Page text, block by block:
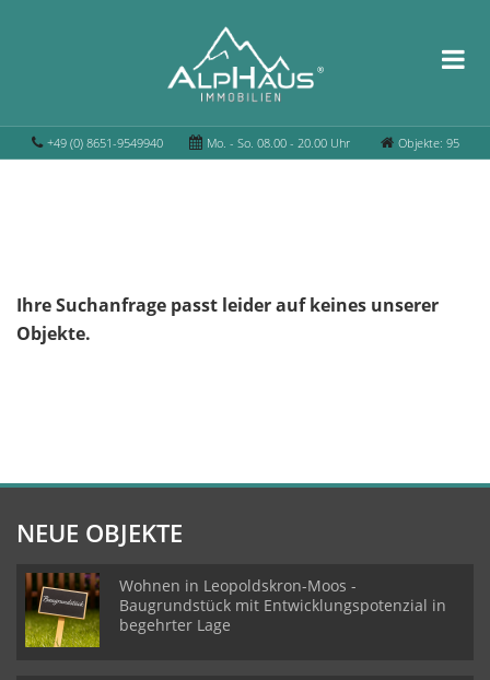
+49 (0) 8651-9549940 Mo. - So. 08.00 - 20.00 Uhr Objekte: 95
Ihre Suchanfrage passt leider auf keines unserer
Objekte.
NEUE OBJEKTE
Wohnen in Leopoldskron-Moos -
Baugrundstück mit Entwicklungspotenzial in
begehrter Lage